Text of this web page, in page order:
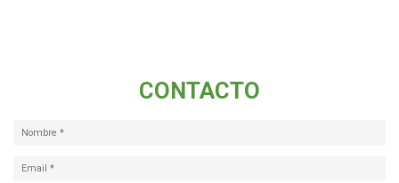
CONTACTO